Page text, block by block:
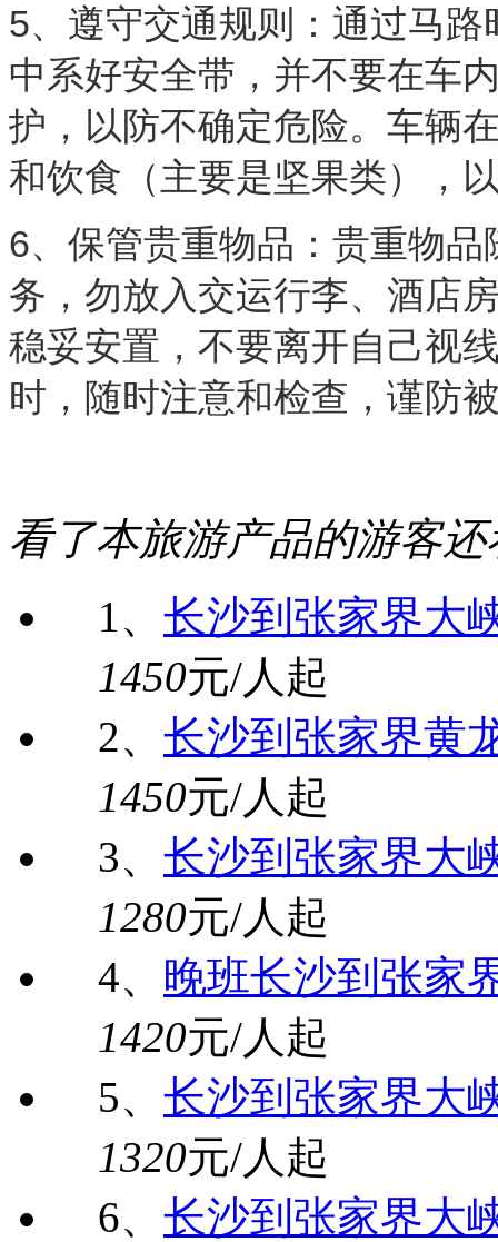
5、遵守交通规则：通过马
中系好安全带，并不要在车
护，以防不确定危险。车辆
和饮食（主要是坚果类），
6、保管贵重物品：贵重物
务，勿放入交运行李、酒店
稳妥安置，不要离开自己视
时，随时注意和检查，谨防
看了本旅游产品的游客还
1、 长沙到张家界大
1450元/人起
2、 长沙到张家界黄
1450元/人起
3、 长沙到张家界大
1280元/人起
4、 晚班长沙到张家
1420元/人起
5、 长沙到张家界大
1320元/人起
6、 长沙到张家界大